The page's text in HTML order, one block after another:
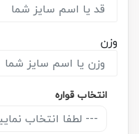
وزن
انتخاب قواره
--- لطفا انتخاب